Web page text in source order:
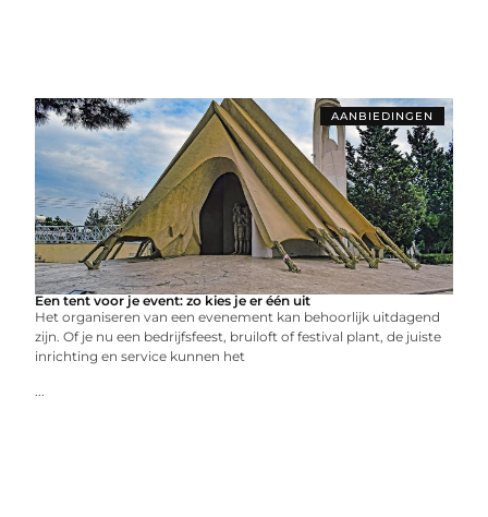
AANBIEDINGEN
Een tent voor je event: zo kies je er één uit
Het organiseren van een evenement kan behoorlijk uitdagend
zijn. Of je nu een bedrijfsfeest, bruiloft of festival plant, de juiste
inrichting en service kunnen het
...